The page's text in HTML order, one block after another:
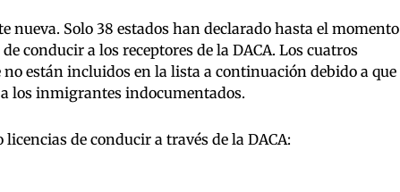
nueva. Solo 38 estados han declarado hasta el momento
conducir a los receptores de la DACA. Los cuatros
están incluidos en la lista a continuación debido a que
los inmigrantes indocumentados.
de conducir a través de la DACA: